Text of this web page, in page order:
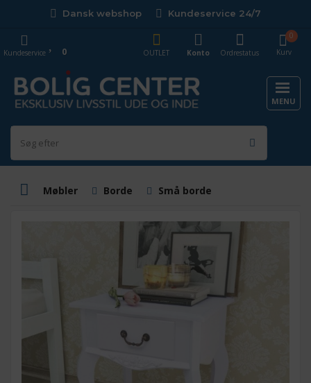
Dansk webshop Kundeservice 24/7
Kurv
0
OUTLET
Konto Ordrestatus
Kundeservice 0
MENU
Møbler Borde Små borde